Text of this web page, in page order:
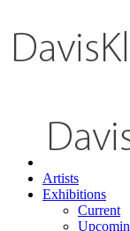
Artists
Exhibitions
Current